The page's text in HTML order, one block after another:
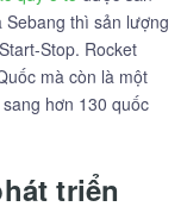
Sebang thì sản lượng
Stop. Rocket
mà còn là một
hơn 130 quốc
triển